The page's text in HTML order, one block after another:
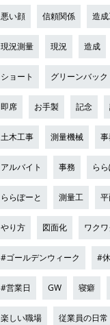
悪い顔 信頼関係 造
現況測量 現況 造成
ショート グリーンバック
即席 お手製 記念
土木工事 測量機械
アルバイト 事務 ら
ららぽーと 測量工
やり方 図面化 ワクワ
#ゴールデンウィーク #
#営業日 GW 寝癖
楽しい職場 従業員の日常